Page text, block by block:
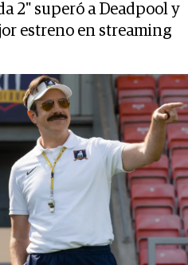
2" superó a Deadpool y
estreno en streaming